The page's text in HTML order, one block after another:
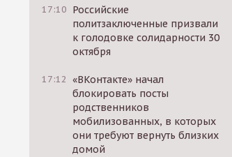
17:10 Российские
политзаключенные призвали
к голодовке солидарности 30
октября
17:12 «ВКонтакте» начал
блокировать посты
родственников
мобилизованных, в которых
они требуют вернуть близких
домой